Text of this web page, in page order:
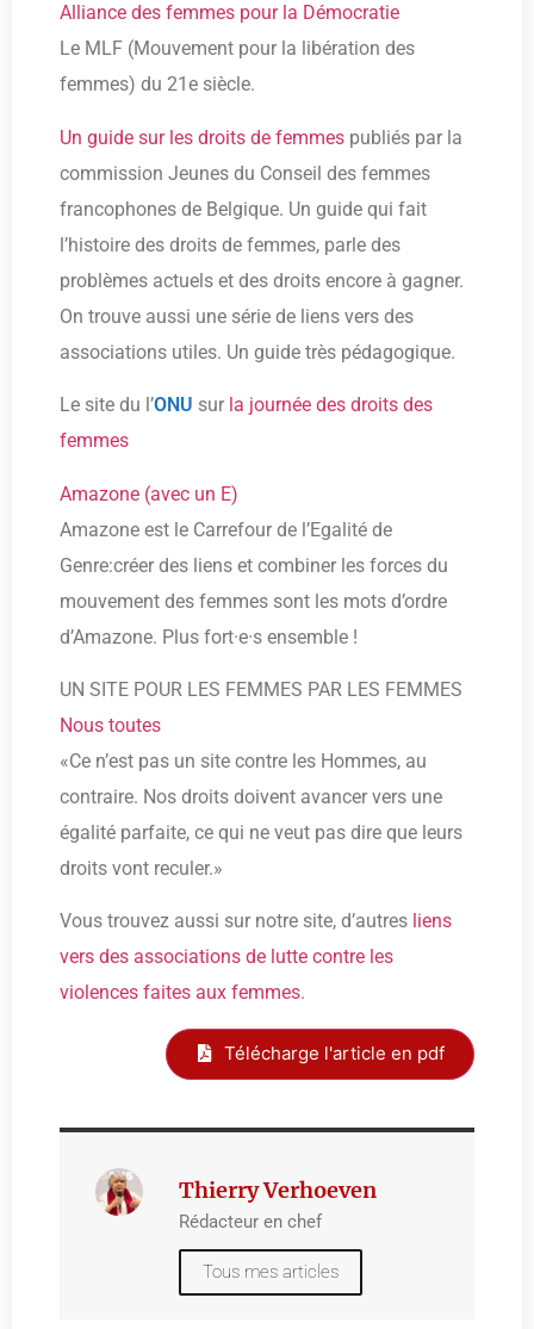
Alliance des femmes pour la Démocratie
Le MLF (Mouvement pour la libération des
femmes) du 21e siècle.
Un guide sur les droits de femmes publiés par la
commission Jeunes du Conseil des femmes
francophones de Belgique. Un guide qui fait
l’histoire des droits de femmes, parle des
problèmes actuels et des droits encore à gagner.
On trouve aussi une série de liens vers des
associations utiles. Un guide très pédagogique.
Le site du l’ONU sur la journée des droits des
femmes
Amazone (avec un E)
Amazone est le Carrefour de l’Egalité de
Genre:créer des liens et combiner les forces du
mouvement des femmes sont les mots d’ordre
d’Amazone. Plus fort·e·s ensemble !
UN SITE POUR LES FEMMES PAR LES FEMMES
Nous toutes
«Ce n’est pas un site contre les Hommes, au
contraire. Nos droits doivent avancer vers une
égalité parfaite, ce qui ne veut pas dire que leurs
droits vont reculer.»
Vous trouvez aussi sur notre site, d’autres liens
vers des associations de lutte contre les
violences faites aux femmes.
Télécharge l'article en pdf
Thierry Verhoeven
Rédacteur en chef
Tous mes articles